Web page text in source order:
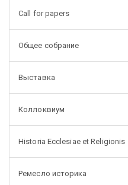
Call for papers
Общее собрание
Выставка
Коллоквиум
Historia Ecclesiae et Religionis
Ремесло историка